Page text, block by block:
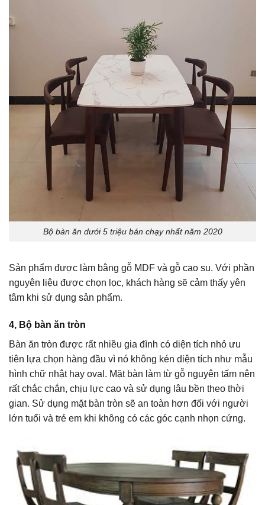
Bộ bàn ăn dưới 5 triệu bán chạy nhất năm 2020
Sản phẩm được làm bằng gỗ MDF và gỗ cao su. Với phần
nguyên liệu được chọn lọc, khách hàng sẽ cảm thấy yên
tâm khi sử dụng sản phẩm.
4, Bộ bàn ăn tròn
Bàn ăn tròn được rất nhiều gia đình có diện tích nhỏ ưu
tiên lựa chọn hàng đầu vì nó không kén diện tích như mẫu
hình chữ nhật hay oval. Mặt bàn làm từ gỗ nguyên tấm nên
rất chắc chắn, chịu lực cao và sử dụng lâu bền theo thời
gian. Sử dụng mặt bàn tròn sẽ an toàn hơn đối với người
lớn tuổi và trẻ em khi không có các góc cạnh nhọn cứng.